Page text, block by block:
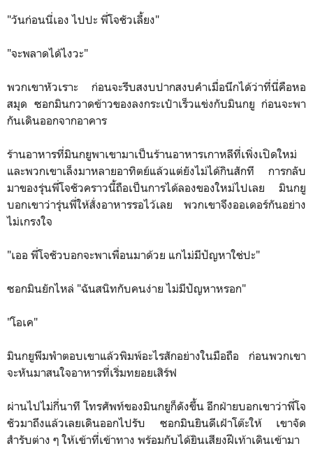
"วันก่อนนี่เอง ไปปะ พี่โจชัวเลี้ยง"
"จะพลาดได้ไงวะ"
พวกเขาหัวเราะ ก่อนจะรีบสงบปากสงบคำเมื่อนึกได้ว่าที่นี่คือหอ
สมุด ซอกมินกวาดข้าวของลงกระเป๋าเร็วแข่งกับมินกยู ก่อนจะพา
กันเดินออกจากอาคาร
ร้านอาหารที่มินกยูพาเขามาเป็นร้านอาหารเกาหลีที่เพิ่งเปิดใหม่
และพวกเขาเล็งมาหลายอาทิตย์แล้วแต่ยังไม่ได้กินสักที การกลับ
มาของรุ่นพี่โจชัวคราวนี้ถือเป็นการได้ลองของใหม่ไปเลย มินกยู
บอกเขาว่ารุ่นพี่ให้สั่งอาหารรอไว้เลย พวกเขาจึงออเดอร์กันอย่าง
ไม่เกรงใจ
"เออ พี่โจชัวบอกจะพาเพื่อนมาด้วย แกไม่มีปัญหาใช่ปะ"
ซอกมินยักไหล่ "ฉันสนิทกับคนง่าย ไม่มีปัญหาหรอก"
"โอเค"
มินกยูพึมพำตอบเขาแล้วพิมพ์อะไรสักอย่างในมือถือ ก่อนพวกเขา
จะหันมาสนใจอาหารที่เริ่มทยอยเสิร์ฟ
ผ่านไปไม่กี่นาที โทรศัพท์ของมินกยูก็ดังขึ้น อีกฝ่ายบอกเขาว่าพี่โจ
ชัวมาถึงแล้วเลยเดินออกไปรับ ซอกมินยินดีเฝ้าโต๊ะให้ เขาจัด
สำรับต่าง ๆ ให้เข้าที่เข้าทาง พร้อมกับได้ยินเสียงฝีเท้าเดินเข้ามา